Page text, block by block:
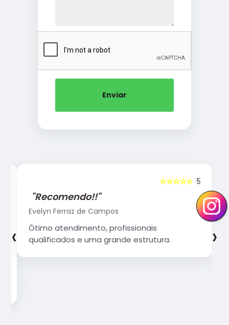
Enviar
5
☆☆☆☆☆
"Recomendo!!"
Evelyn Ferraz de Campos
Ótimo atendimento, profissionais
qualificados e uma grande estrutura.
‹ ›